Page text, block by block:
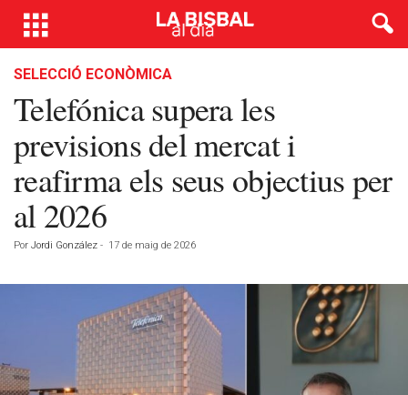
SELECCIÓ ECONÒMICA
Telefónica supera les
previsions del mercat i
reafirma els seus objectius per
al 2026
Por Jordi González - 17 de maig de 2026